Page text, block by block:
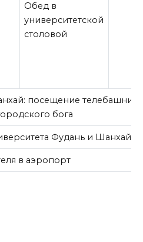
Обед в
университетской
столовой
посещение телебашни
бога
Фудань и
в аэропорт